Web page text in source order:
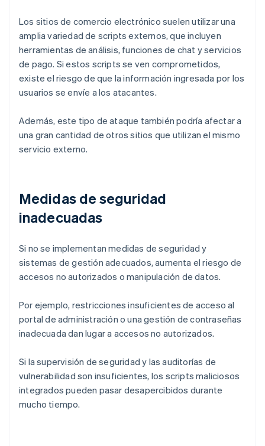
Los sitios de comercio electrónico suelen utilizar una
amplia variedad de scripts externos, que incluyen
herramientas de análisis, funciones de chat y servicios
de pago. Si estos scripts se ven comprometidos,
existe el riesgo de que la información ingresada por los
usuarios se envíe a los atacantes.
Además, este tipo de ataque también podría afectar a
una gran cantidad de otros sitios que utilizan el mismo
servicio externo.
Medidas de seguridad
inadecuadas
Si no se implementan medidas de seguridad y
sistemas de gestión adecuados, aumenta el riesgo de
accesos no autorizados o manipulación de datos.
Por ejemplo, restricciones insuficientes de acceso al
portal de administración o una gestión de contraseñas
inadecuada dan lugar a accesos no autorizados.
Si la supervisión de seguridad y las auditorías de
vulnerabilidad son insuficientes, los scripts maliciosos
integrados pueden pasar desapercibidos durante
mucho tiempo.